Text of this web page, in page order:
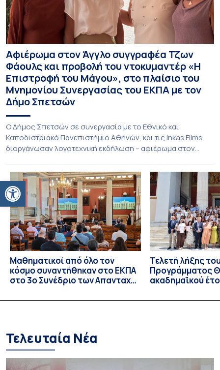
Ανοίξτε τη γραμμή εργαλείων
Αφιέρωμα στον Άγγλο συγγραφέα Τζων
Φάουλς και προβολή του ντοκυμαντέρ «Η
Επιστροφή του Μάγου», στο πλαίσιο του
Μνημονίου Συνεργασίας του ΕΚΠΑ με τον
Δήμο Σπετσών
Ο Δήμος Σπετσών σε συνεργασία με το Εθνικό και
Καποδιστριακό Πανεπιστήμιο Αθηνών, και τις Inkas Films,
διοργάνωσαν λογοτεχνική εκδήλωση – αφιέρωμα στον
20ού αιώνα, με την προβολή του ντοκυμαντέρ «Η
επιστροφή του Μάγου». Η εκδήλωση διοργανώθηκε στο
πλαίσιο της συνεργασίας του Δήμου Σπετσών και του
Εθνικού και Καποδιστριακού […]
Μαθηματικοί από όλο τον
κόσμο συναντήθηκαν στο ΕΚΠΑ
στο 3ο Συνέδριο των Απανταχού
Τελετή λήξης
Προγράμματος
ακαδημαϊκού
Σπουδών στους
Τελευταία Νέα